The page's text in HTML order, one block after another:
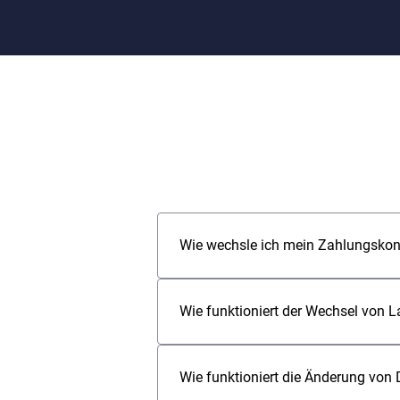
Wie wechsle ich mein
Mit dem Qwist
identifiziert haben und die
Bankkonto geschlossen werden
Wie funktioniert der Wechsel von
Bitte starte den Kontowechsel-
einloggst. (siehe auch „Wie
Lastschriftpartner aus dem
Wie funktioniert die Änderung von